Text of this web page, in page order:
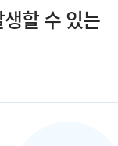
할 수 있는